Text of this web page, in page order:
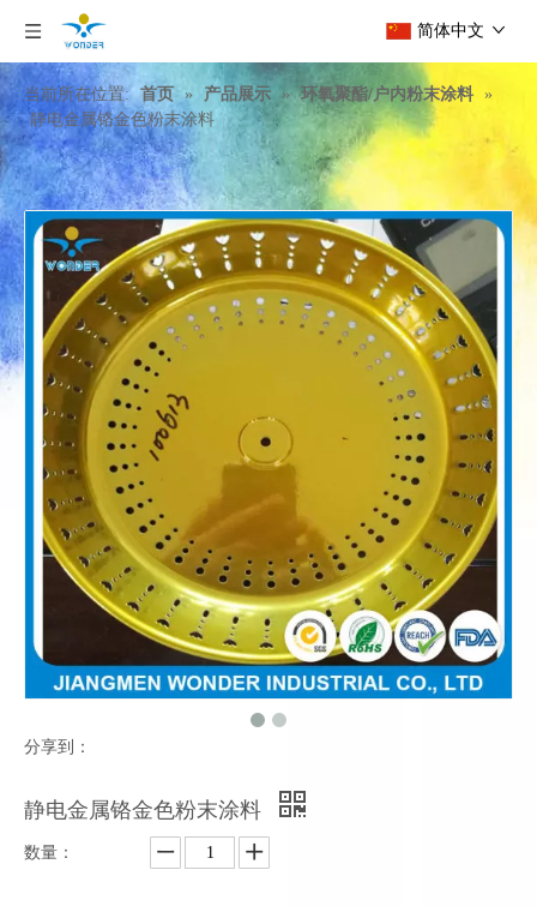
简体中文
当前所在位置: 首页 » 产品展示 » 环氧聚酯/户内粉末涂料 »
静电金属铬金色粉末涂料
分享到：
静电金属铬金色粉末涂料
数量：